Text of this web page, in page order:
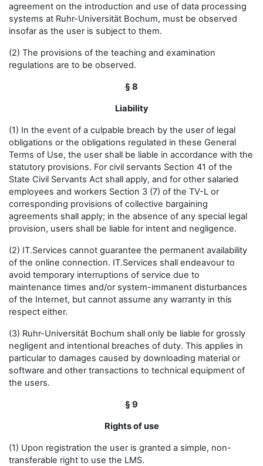
agreement on the introduction and use of data processing
systems at Ruhr-Universität Bochum, must be observed
insofar as the user is subject to them.
(2) The provisions of the teaching and examination
regulations are to be observed.
§ 8
Liability
(1) In the event of a culpable breach by the user of legal
obligations or the obligations regulated in these General
Terms of Use, the user shall be liable in accordance with the
statutory provisions. For civil servants Section 41 of the
State Civil Servants Act shall apply, and for other salaried
employees and workers Section 3 (7) of the TV-L or
corresponding provisions of collective bargaining
agreements shall apply; in the absence of any special legal
provision, users shall be liable for intent and negligence.
(2) IT.Services cannot guarantee the permanent availability
of the online connection. IT.Services shall endeavour to
avoid temporary interruptions of service due to
maintenance times and/or system-immanent disturbances
of the Internet, but cannot assume any warranty in this
respect either.
(3) Ruhr-Universität Bochum shall only be liable for grossly
negligent and intentional breaches of duty. This applies in
particular to damages caused by downloading material or
software and other transactions to technical equipment of
the users.
§ 9
Rights of use
(1) Upon registration the user is granted a simple, non-
transferable right to use the LMS.